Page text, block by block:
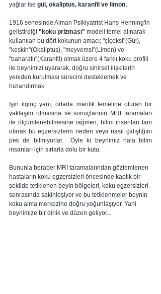
yağlar ise gül, okaliptus, karanfil ve limon.
1916 senesinde Alman Psikiyatrist Hans Henning'in
geliştirdiği "koku prizması" modeli temel alınarak
kullanılan bu dört kokunun amacı; "çiçeksi"(Gül),
"keskin"(Okaliptus), "meyvemsi"(Limon) ve
"baharatlı"(Karanfil) olmak üzere 4 farklı koku profili
ile beynimizi uyararak, doğru sinirsel ilişkilerin
yeniden kurulması sürecini desteklemek ve
hızlandırmak.
İşin ilginç yanı, ortada mantık temeline oturan bir
yaklaşım olmasına ve sonuçlarının MRI taramaları
ile ölçümlenebilmesine rağmen, bilim insanları tam
olarak bu egzersizlerin neden veya nasıl çalıştığını
pek de bilmiyorlar.  Öyle ki beynimiz hala bilim
insanları için sırlarla dolu bir kutu.
Bununla beraber MRI taramalarından gözlemlenen
hastaların koku egzersizleri öncesinde kaotik bir
şekilde tetiklenen beyin bölgeleri, koku egzersizleri
sonrasında sakinleşiyor ve bu tetiklenmeler beynin
koku alma merkezine doğru yoğunlaşıyor. Yani
beynimize bir dirlik ve düzen geliyor...